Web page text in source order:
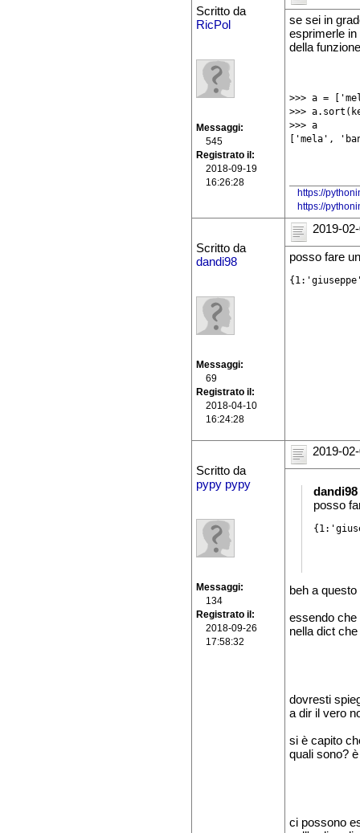
Scritto da
RicPol
Messaggi
545
Registrato il
2018-09-19
16:26:28
se sei in
esprimerle
della
>>> a =
>>>
>>> a
['mela',
https://
https://
Scritto da
dandi98
Messaggi
69
Registrato il
2018-04-10
16:24:28
2019-
posso fare
Scritto da
pypy pypy
Messaggi
134
Registrato il
2018-09-26
17:58:32
2019-
dandi98
posso
beh a
essendo che
nella dict
dovresti
a dir il vero
si è capito
quali sono?
ci possono